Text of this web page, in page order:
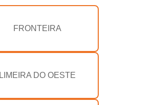
FRONTEIRA
LIMEIRA DO OESTE